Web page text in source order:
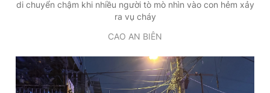
di chuyển chậm khi nhiều người tò mò nhìn vào con hẻm xảy
ra vụ cháy
CAO AN BIÊN